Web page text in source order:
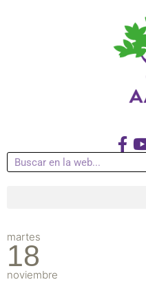
martes
18
noviembre